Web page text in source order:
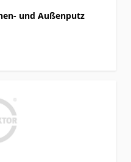
und Außenputz